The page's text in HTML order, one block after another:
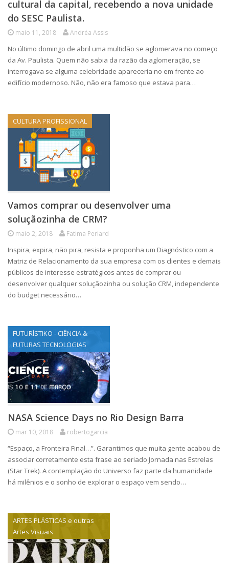
cultural da capital, recebendo a nova unidade
do SESC Paulista.
maio 11, 2018 Andréa Assis
No último domingo de abril uma multidão se aglomerava no começo
da Av. Paulista. Quem não sabia da razão da aglomeração, se
interrogava se alguma celebridade apareceria no em frente ao
edifício modernoso. Não, não era famoso que estava para…
CULTURA PROFISSIONAL
Vamos comprar ou desenvolver uma
soluçãozinha de CRM?
maio 2, 2018 Fatima Periard
Inspira, expira, não pira, resista e proponha um Diagnóstico com a
Matriz de Relacionamento da sua empresa com os clientes e demais
públicos de interesse estratégicos antes de comprar ou
desenvolver qualquer soluçãozinha ou solução CRM, independente
do budget necessário…
FUTURÍSTIKO - CIÊNCIA &
FUTURAS TECNOLOGIAS
NASA Science Days no Rio Design Barra
mar 10, 2018 robertogarcia
“Espaço, a Fronteira Final…”. Garantimos que muita gente acabou de
associar corretamente esta frase ao seriado Jornada nas Estrelas
(Star Trek). A contemplação do Universo faz parte da humanidade
há milênios e o sonho de explorar o espaço vem sendo…
ARTES PLÁSTICAS e outras
Artes Visuais